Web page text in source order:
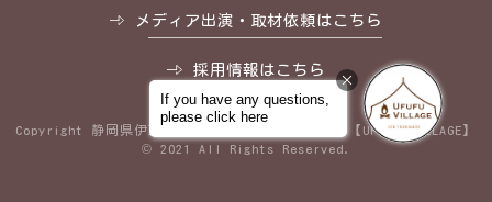
メディア出演・取材依頼はこちら
採用情報はこちら
Copyright 静岡県伊豆のグランピングリゾートなら【UFUFU VILLAGE】
© 2021 All Rights Reserved.